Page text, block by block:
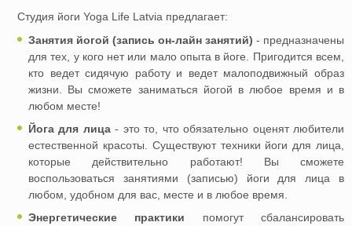
Студия йоги Yoga Life Latvia предлагает:
Занятия йогой (запись он-лайн занятий) - предназначены
для тех, у кого нет или мало опыта в йоге. Пригодится всем,
кто ведет сидячую работу и ведет малоподвижный образ
жизни. Вы сможете заниматься йогой в любое время и в
любом месте!
Йога для лица- это то, что обязательно оценят любители
естественной красоты. Существуют техники йоги для лица,
которые действительно работают! Вы сможете
воспользоваться занятиями (записью) йоги для лица в
любом, удобном для вас, месте и в любое время.
Энергетические практики помогут сбалансировать